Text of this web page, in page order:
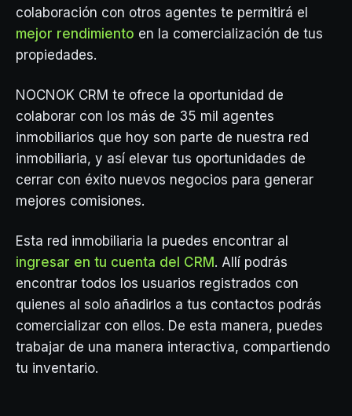
colaboración con otros agentes te permitirá el
mejor rendimiento en la comercialización de tus
propiedades.
NOCNOK CRM te ofrece la oportunidad de
colaborar con los más de 35 mil agentes
inmobiliarios que hoy son parte de nuestra red
inmobiliaria, y así elevar tus oportunidades de
cerrar con éxito nuevos negocios para generar
mejores comisiones.
Esta red inmobiliaria la puedes encontrar al
ingresar en tu cuenta del CRM . Allí podrás
encontrar todos los usuarios registrados con
quienes al solo añadirlos a tus contactos podrás
comercializar con ellos. De esta manera, puedes
trabajar de una manera interactiva, compartiendo
tu inventario.